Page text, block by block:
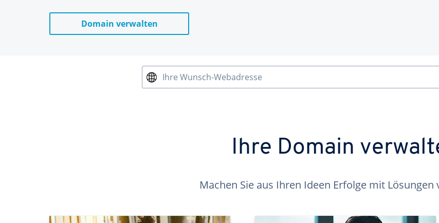
Domain verwalten
Ihre Wunsch-Webadresse
Ihre Domain
Machen Sie aus Ihren Ideen Erfolge mit Lösungen